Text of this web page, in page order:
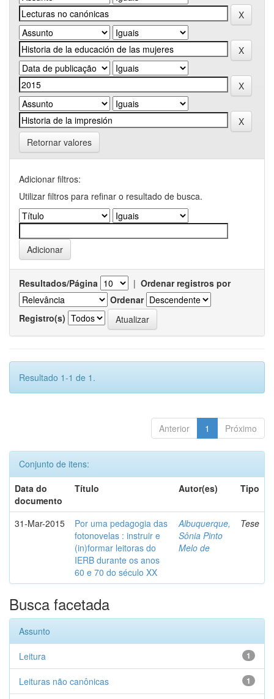
Retornar valores
Adicionar filtros:
Utilizar filtros para refinar o resultado de busca.
Resultados/Página | Ordenar registros por
Ordenar
Registro(s)
Resultado 1-1 de 1.
Anterior 1 Próximo
Conjunto de itens:
Data do
documento
Título Autor(es) Tipo
31-Mar-2015
Por uma pedagogia das
fotonovelas : instruir e
(in)formar leitoras do
IERB durante os anos
60 e 70 do século XX
Albuquerque,
Sônia Pinto
Melo de
Tese
Busca facetada
Assunto
1
Leitura
1
Leituras não canônicas